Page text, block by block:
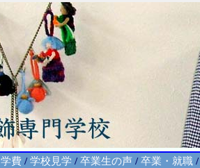
学費/学校見学 /卒業生の声/卒業・就職/